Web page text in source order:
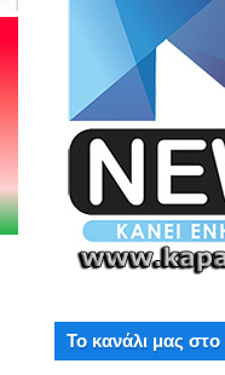
Το κανάλι μας